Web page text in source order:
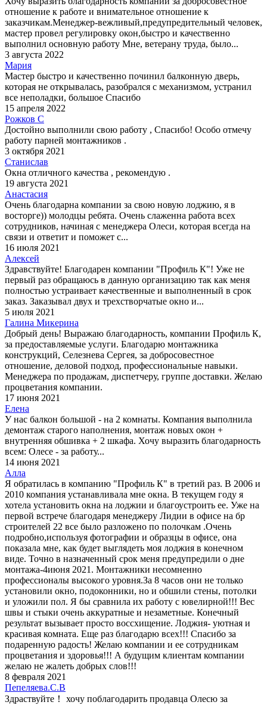
отношение к работе и внимательное отношение к
заказчикам.Менеджер-вежливый,предупредительный человек,
мастер провел регулировку окон,быстро и качественно
выполнил основную работу Мне, ветерану труда, было...
3 августа 2022
Мария
Мастер быстро и качественно починил балконную дверь,
которая не открывалась, разобрался с механизмом, устранил
все неполадки, большое Спасибо
15 апреля 2022
Рожков С
Достойно выполнили свою работу , Спасибо! Особо отмечу
работу парней монтажников .
3 октября 2021
Станислав
Окна отличного качества , рекомендую .
19 августа 2021
Анастасия
Очень благодарна компании за свою новую лоджию, я в
восторге)) молодцы ребята. Очень слаженна работа всех
сотрудников, начиная с менеджера Олеси, которая всегда на
связи и ответит и поможет с...
16 июля 2021
Алексей
Здравствуйте! Благодарен компании "Профиль К"! Уже не
первый раз обращаюсь в данную организацию так как меня
полностью устраивает качественные и выполненный в срок
заказ. Заказывал двух и трехстворчатые окно и...
5 июля 2021
Галина Микерина
Добрый день! Выражаю благодарность, компании Профиль К,
за предоставляемые услуги. Благодарю монтажника
конструкций, Селезнева Сергея, за добросовестное
отношение, деловой подход, профессиональные навыки.
Менеджера по продажам, диспетчеру, группе доставки. Желаю
процветания компании.
17 июня 2021
Елена
У нас балкон большой - на 2 комнаты. Компания выполнила
демонтаж старого наполнения, монтаж новых окон +
внутренняя обшивка + 2 шкафа. Хочу выразить благодарность
всем: Олесе - за работу...
14 июня 2021
Алла
Я обратилась в компанию "Профиль К" в третий раз. В 2006 и
2010 компания устанавливала мне окна. В текущем году я
хотела установить окна на лоджии и благоустроить ее. Уже на
первой встрече благодаря менеджеру Лидии в офисе на бр
строителей 22 все было разложено по полочкам .Очень
подробно,используя фотографии и образцы в офисе, она
показала мне, как будет выглядеть моя лоджия в конечном
виде. Точно в назначенный срок меня предупредили о дне
монтажа-4июня 2021. Монтажники несомненно
профессионалы высокого уровня.За 8 часов они не только
установили окно, подоконники, но и обшили стены, потолки
и уложили пол. Я бы сравнила их работу с ювелирной!!! Вес
швы и стыки очень аккуратные и незаметные. Конечный
результат вызывает просто воссхищение. Лоджия- уютная и
красивая комната. Еще раз благодарю всех!!! Спасибо за
подаренную радость! Желаю компании и ее сотрудникам
процветания и здоровья!!! А будущим клиентам компании
желаю не жалеть добрых слов!!!
8 февраля 2021
Пепеляева.С.В
Здраствуйте！ хочу поблагодарить продавца Олесю за